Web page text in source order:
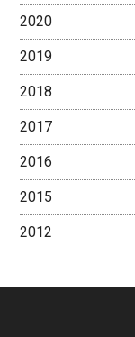
2020
2019
2018
2017
2016
2015
2012